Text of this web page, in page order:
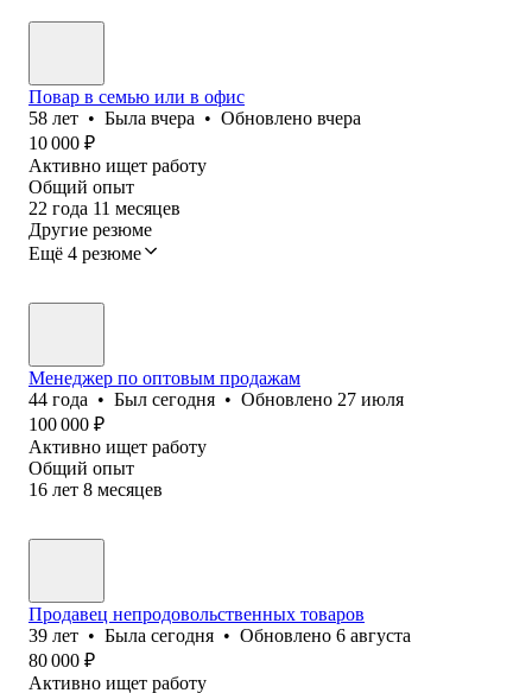
Повар в семью или в офис
58 лет • Была вчера • Обновлено вчера
10 000 ₽
Активно ищет работу
Общий опыт
22 года 11 месяцев
Другие резюме
Ещё 4 резюме
Менеджер по оптовым продажам
44 года • Был сегодня • Обновлено 27 июля
100 000 ₽
Активно ищет работу
Общий опыт
16 лет 8 месяцев
Продавец непродовольственных товаров
39 лет • Была сегодня • Обновлено 6 августа
80 000 ₽
Активно ищет работу